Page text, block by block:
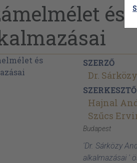
és
SZERZŐ
Dr.
SZERKESZTŐ
Hajnal
Szűcs
Budapest
'Dr. Sárközy
alkalmazásai '